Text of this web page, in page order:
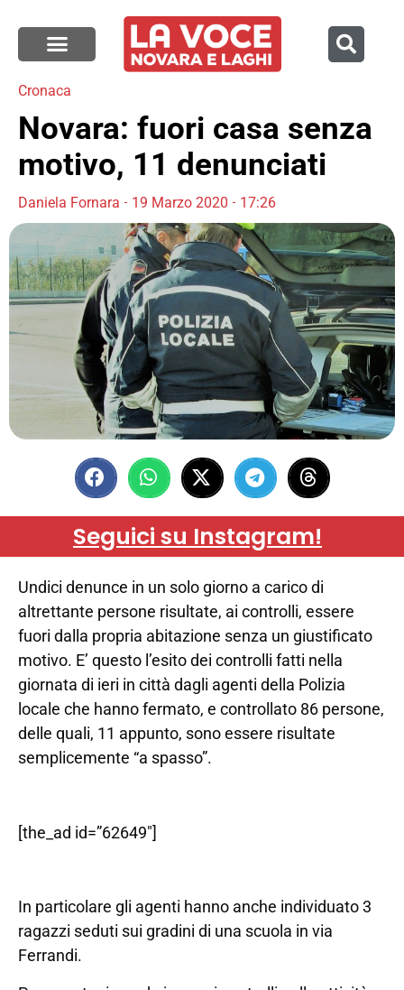
Cronaca
Novara: fuori casa senza
motivo, 11 denunciati
Daniela Fornara 19 Marzo 2020 17:26
Seguici su Instagram!
Undici denunce in un solo giorno a carico di
altrettante persone risultate, ai controlli, essere
fuori dalla propria abitazione senza un giustificato
motivo. E’ questo l’esito dei controlli fatti nella
giornata di ieri in città dagli agenti della Polizia
locale che hanno fermato, e controllato 86 persone,
delle quali, 11 appunto, sono essere risultate
semplicemente “a spasso”.
[the_ad id=”62649″]
In particolare gli agenti hanno anche individuato 3
ragazzi seduti sui gradini di una scuola in via
Ferrandi.